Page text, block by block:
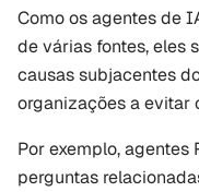
Como os agentes de
de várias fontes, eles
causas subjacentes
organizações a evitar
Por exemplo, agentes
perguntas